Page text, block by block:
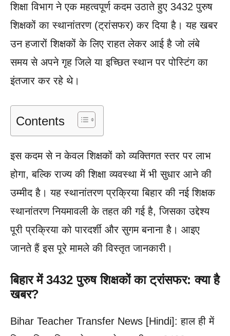
शिक्षा विभाग ने एक महत्वपूर्ण कदम उठाते हुए 3432 पुरुष
शिक्षकों का स्थानांतरण (ट्रांसफर) कर दिया है। यह खबर
उन हजारों शिक्षकों के लिए राहत लेकर आई है जो लंबे
समय से अपने गृह जिले या इच्छित स्थान पर पोस्टिंग का
इंतजार कर रहे थे।
Contents
इस कदम से न केवल शिक्षकों को व्यक्तिगत स्तर पर लाभ
होगा, बल्कि राज्य की शिक्षा व्यवस्था में भी सुधार आने की
उम्मीद है। यह स्थानांतरण प्रक्रिया बिहार की नई शिक्षक
स्थानांतरण नियमावली के तहत की गई है, जिसका उद्देश्य
पूरी प्रक्रिया को पारदर्शी और सुगम बनाना है। आइए
जानते हैं इस पूरे मामले की विस्तृत जानकारी।
बिहार में 3432 पुरुष शिक्षकों का ट्रांसफर: क्या है
खबर?
Bihar Teacher Transfer News [Hindi]: हाल ही में